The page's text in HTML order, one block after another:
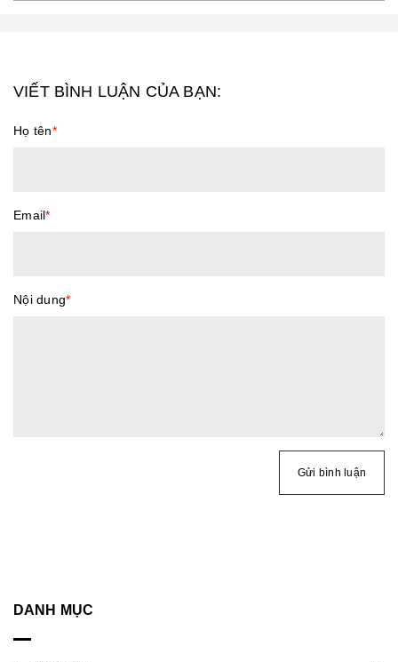
VIẾT BÌNH LUẬN CỦA BẠN:
Họ tên*
Email*
Nội dung*
Gửi bình luận
DANH MỤC